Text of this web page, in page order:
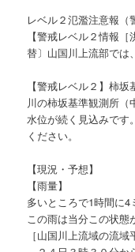
レベル２氾濫注意報（
【警戒レベル２情報
替〕山国川上流部では
【警戒レベル２】柿
川の柿坂基準観測所（
水位が続く見込みです
ください。
【現況・予想】
【雨量】
多いところで1時間に4
この雨は当分この状態
［山国川上流域の流域